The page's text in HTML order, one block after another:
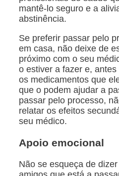
mantê-lo seguro e a
abstinência.
Se preferir passar pelo
em casa, não deixe de
próximo com o seu
o estiver a fazer e,
os medicamentos que
que o podem ajudar a
passar pelo processo,
relatar os efeitos
seu médico.
Apoio emocional
Não se esqueça de